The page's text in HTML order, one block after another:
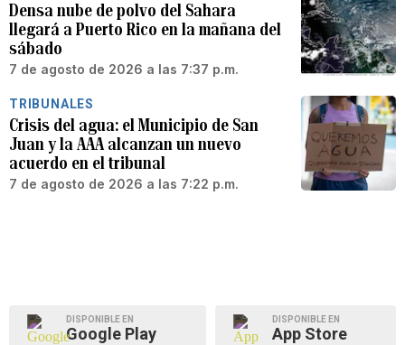
Densa nube de polvo del Sahara
llegará a Puerto Rico en la mañana del
sábado
7 de agosto de 2026 a las 7:37 p.m.
TRIBUNALES
Crisis del agua: el Municipio de San
Juan y la AAA alcanzan un nuevo
acuerdo en el tribunal
7 de agosto de 2026 a las 7:22 p.m.
DISPONIBLE EN
Google Play
DISPONIBLE EN
App Store